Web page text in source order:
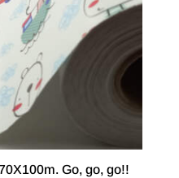
Go, go, go!!